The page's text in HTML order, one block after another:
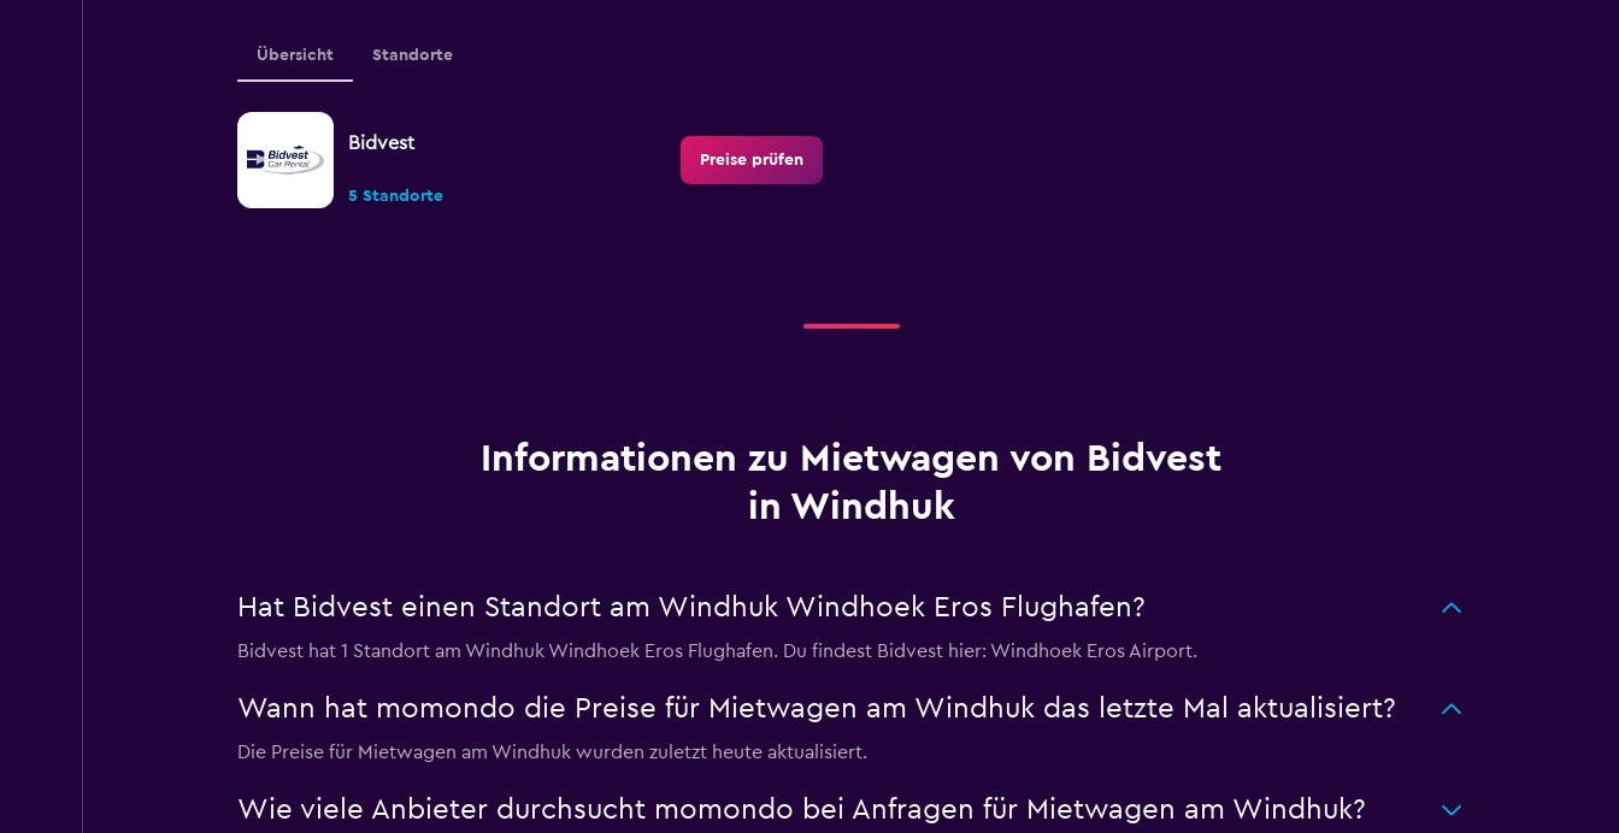
Übersicht Standorte
Bidvest
5 Standorte
Preise prüfen
Informationen zu Mietwagen von Bidvest
in Windhuk
Hat Bidvest einen Standort am Windhuk Windhoek Eros Flughafen?
Bidvest hat 1 Standort am Windhuk Windhoek Eros Flughafen. Du findest Bidvest hier: Windhoek Eros Airport.
Wann hat momondo die Preise für Mietwagen am Windhuk das letzte Mal aktualisiert?
Die Preise für Mietwagen am Windhuk wurden zuletzt heute aktualisiert.
Wie viele Anbieter durchsucht momondo bei Anfragen für Mietwagen am Windhuk?